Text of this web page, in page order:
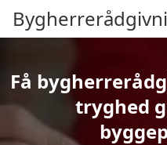
Få
tryghed